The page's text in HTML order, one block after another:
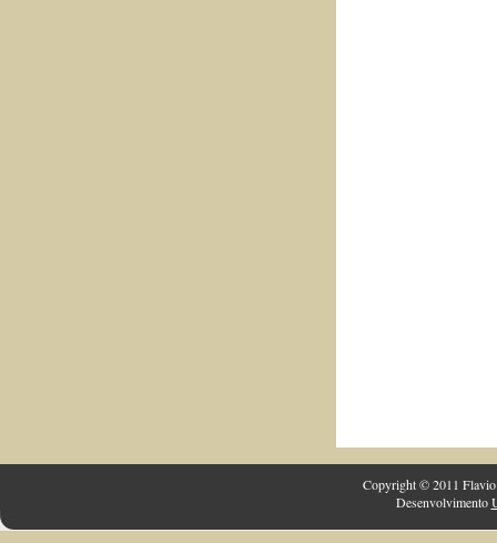
Copyright © 2011 Flavio
Desenvolvimento